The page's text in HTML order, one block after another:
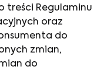
treści Regulaminu
oraz
do
zmian,
do